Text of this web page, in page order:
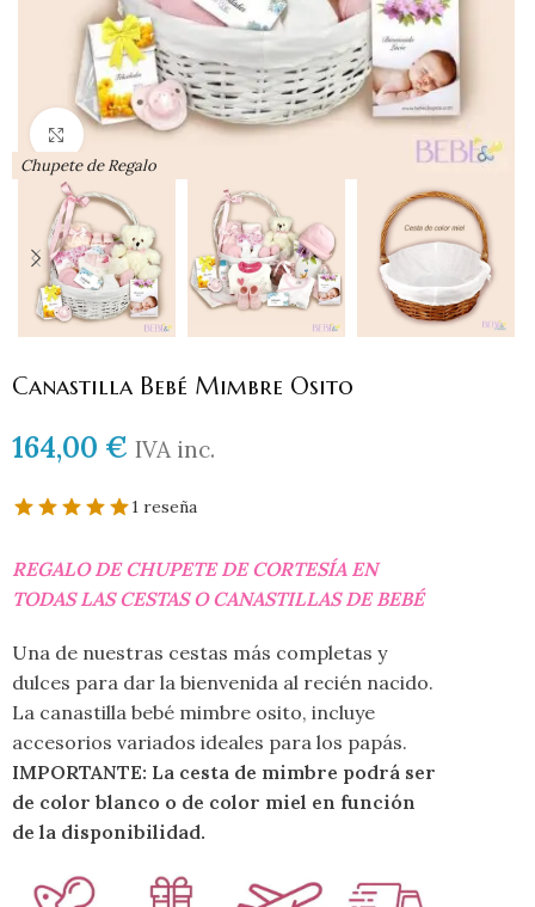
Chupete de Regalo
Haga clic para ampliar
Canastilla Bebé Mimbre Osito
164,00 € IVA inc.
1 reseña
REGALO DE CHUPETE DE CORTESÍA EN
TODAS LAS CESTAS O CANASTILLAS DE BEBÉ
Una de nuestras cestas más completas y
dulces para dar la bienvenida al recién nacido.
La canastilla bebé mimbre osito, incluye
accesorios variados ideales para los papás.
IMPORTANTE: La cesta de mimbre podrá ser
de color blanco o de color miel en función
de la disponibilidad.